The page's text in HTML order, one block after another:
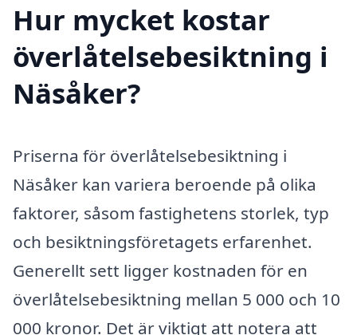
Hur mycket kostar
överlåtelsebesiktning i
Näsåker?
Priserna för överlåtelsebesiktning i
Näsåker kan variera beroende på olika
faktorer, såsom fastighetens storlek, typ
och besiktningsföretagets erfarenhet.
Generellt sett ligger kostnaden för en
överlåtelsebesiktning mellan 5 000 och 10
000 kronor. Det är viktigt att notera att